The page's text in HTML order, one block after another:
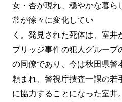
女・杏が現れ、穏やかな暮ら
常が徐々に変化してい
く。発見された死体は、室
ブリッジ事件の犯人グループ
の同僚であり、今は秋田県警
頼まれ、警視庁捜査一課の若
に協力することになった室